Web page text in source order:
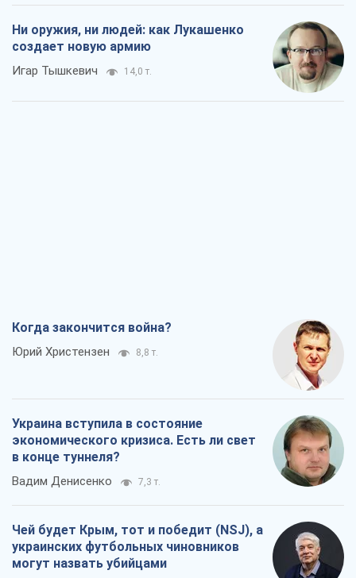
Ни оружия, ни людей: как Лукашенко
создает новую армию
Игар Тышкевич 14,0 т.
Когда закончится война?
Юрий Христензен 8,8 т.
Украина вступила в состояние
экономического кризиса. Есть ли свет
в конце туннеля?
Вадим Денисенко 7,3 т.
Чей будет Крым, тот и победит (NSJ), а
украинских футбольных чиновников
могут назвать убийцами